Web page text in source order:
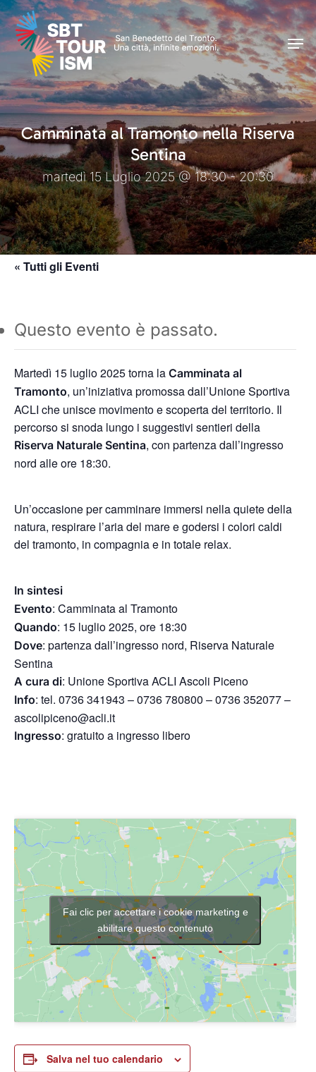
Skip
to
main
content
Camminata al Tramonto nella Riserva
Sentina
martedì 15 Luglio 2025 @ 18:30 - 20:30
« Tutti gli Eventi
Questo evento è passato.
Martedì 15 luglio 2025 torna la Camminata al
Tramonto, un’iniziativa promossa dall’Unione Sportiva
ACLI che unisce movimento e scoperta del territorio. Il
percorso si snoda lungo i suggestivi sentieri della
Riserva Naturale Sentina, con partenza dall’ingresso
nord alle ore 18:30.
Un’occasione per camminare immersi nella quiete della
natura, respirare l’aria del mare e godersi i colori caldi
del tramonto, in compagnia e in totale relax.
In sintesi
Evento: Camminata al Tramonto
Quando: 15 luglio 2025, ore 18:30
Dove: partenza dall’ingresso nord, Riserva Naturale
Sentina
A cura di: Unione Sportiva ACLI Ascoli Piceno
Info: tel. 0736 341943 – 0736 780800 – 0736 352077 –
ascolipiceno@acli.it
Ingresso: gratuito a ingresso libero
Fai clic per accettare i cookie marketing e
abilitare questo contenuto
Salva nel tuo calendario